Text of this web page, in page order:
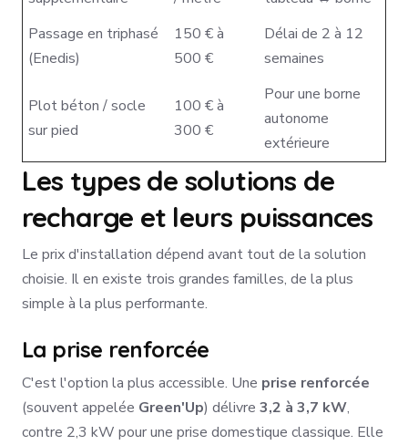
Passage en triphasé
(Enedis)
150 € à
500 €
Délai de 2 à 12
semaines
Plot béton / socle
sur pied
100 € à
300 €
Pour une borne
autonome
extérieure
Les types de solutions de
recharge et leurs puissances
Le prix d'installation dépend avant tout de la solution
choisie. Il en existe trois grandes familles, de la plus
simple à la plus performante.
La prise renforcée
C'est l'option la plus accessible. Une prise renforcée
(souvent appelée Green'Up) délivre 3,2 à 3,7 kW,
contre 2,3 kW pour une prise domestique classique. Elle